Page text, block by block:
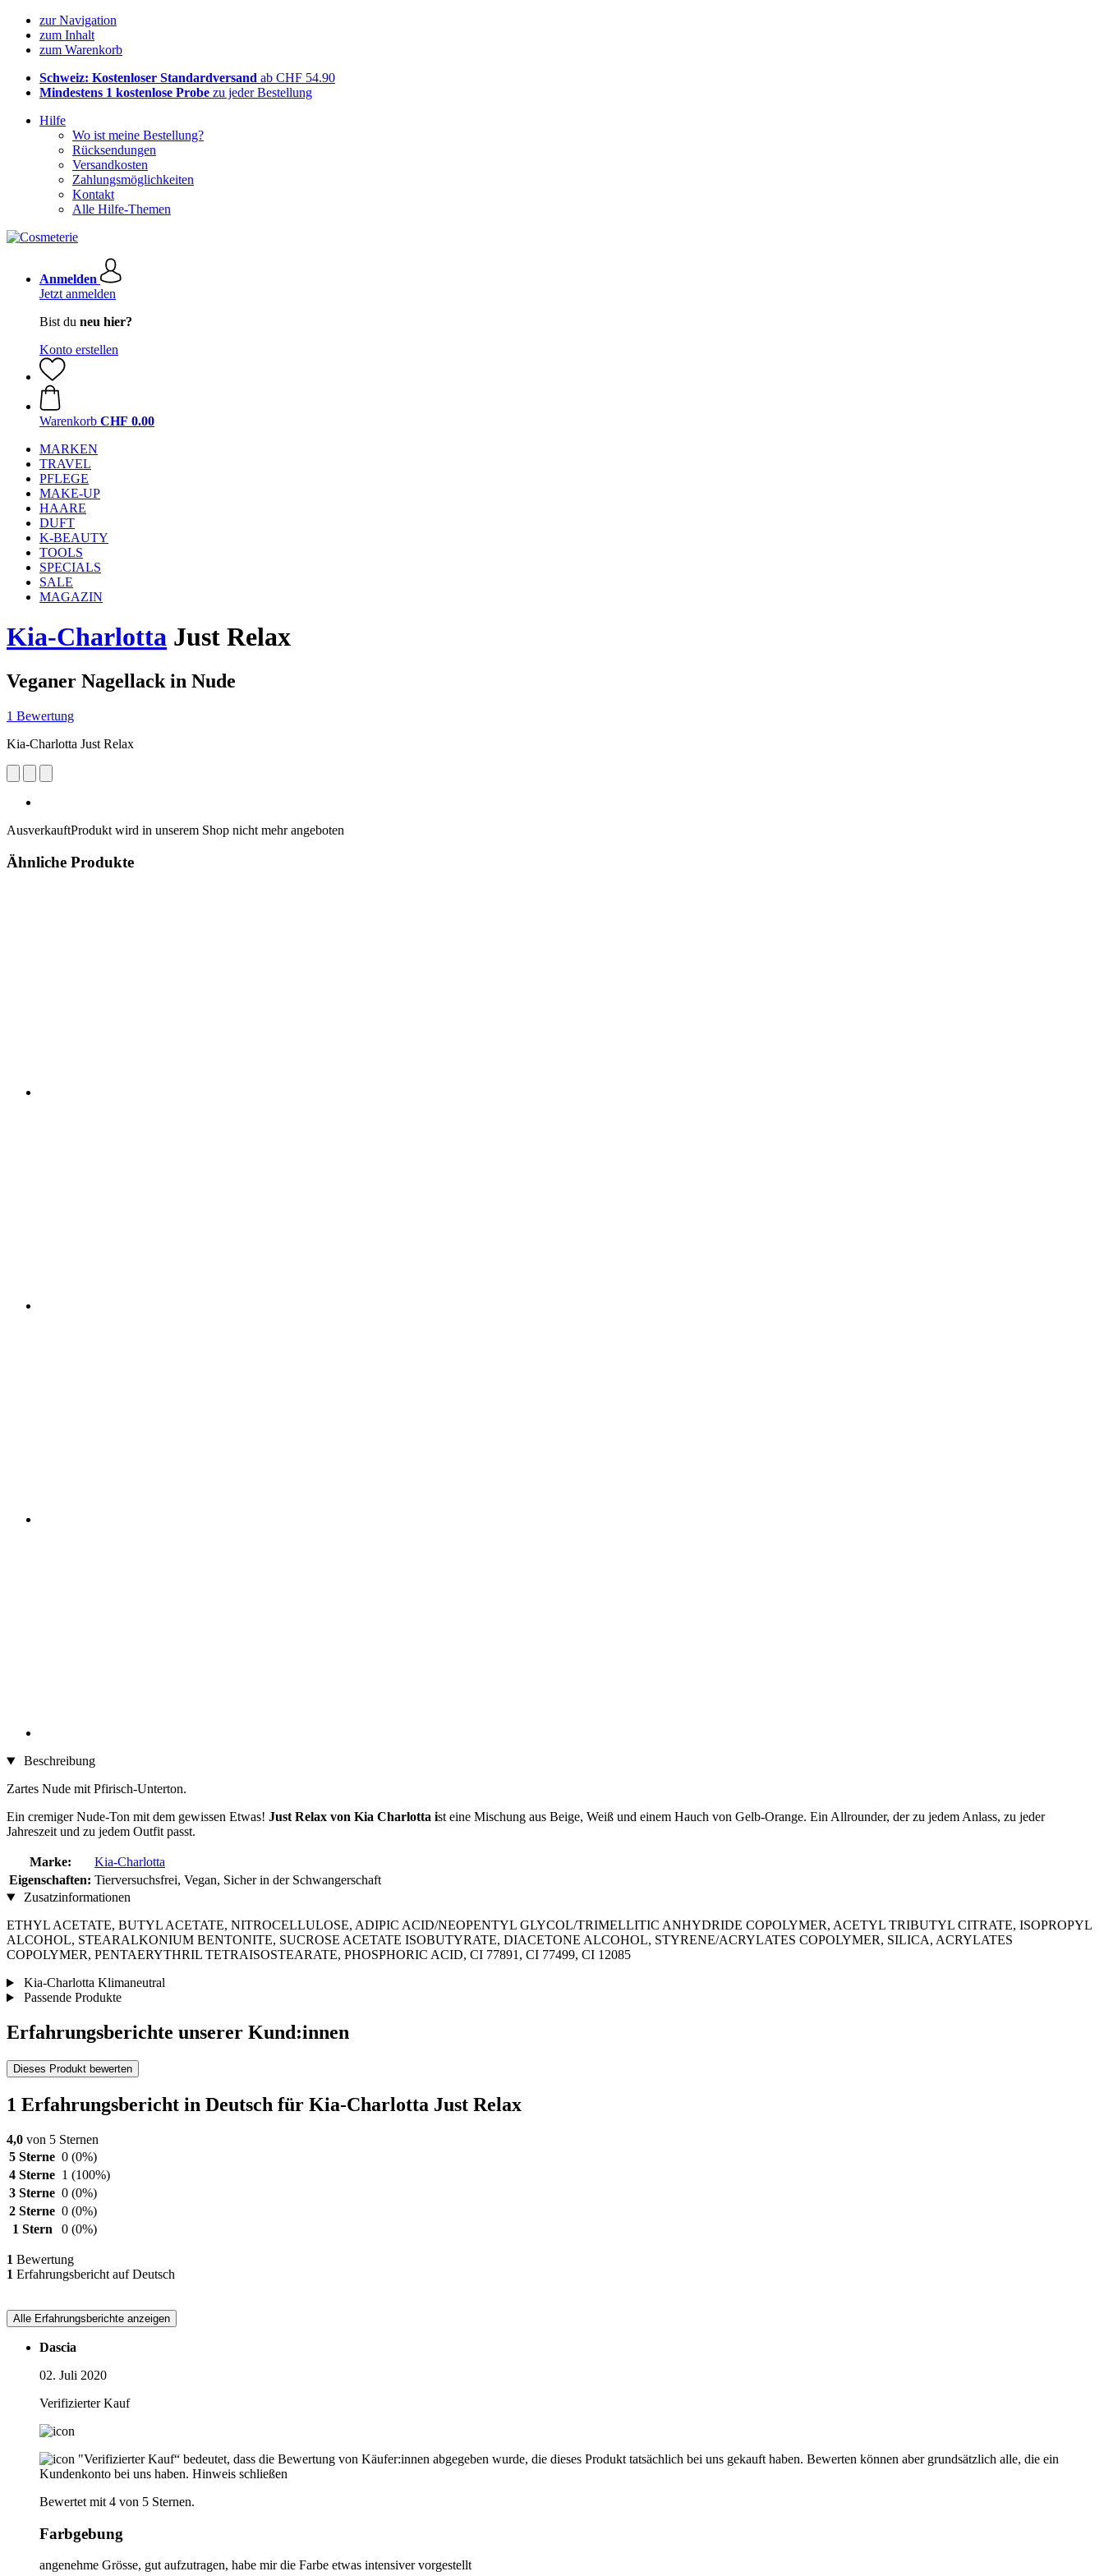
zur Navigation
zum Inhalt
zum Warenkorb
Schweiz: Kostenloser Standardversand ab CHF 54.90
Mindestens 1 kostenlose Probe zu jeder Bestellung
Hilfe
Wo ist meine Bestellung?
Rücksendungen
Versandkosten
Zahlungsmöglichkeiten
Kontakt
Alle Hilfe-Themen
Anmelden
Jetzt anmelden
Bist du neu hier?
Konto erstellen
Warenkorb CHF 0.00
MARKEN
TRAVEL
PFLEGE
MAKE-UP
HAARE
DUFT
K-BEAUTY
TOOLS
SPECIALS
SALE
MAGAZIN
Kia-Charlotta Just Relax
Veganer Nagellack in Nude
1 Bewertung
Kia-Charlotta Just Relax
AusverkauftProdukt wird in unserem Shop nicht mehr angeboten
Ähnliche Produkte
Beschreibung
Zartes Nude mit Pfirisch-Unterton.
Ein cremiger Nude-Ton mit dem gewissen Etwas! Just Relax von Kia Charlotta ist eine Mischung aus Beige, Weiß und einem Hauch von Gelb-Orange. Ein Allrounder, der zu jedem Anlass, zu jeder
Jahreszeit und zu jedem Outfit passt.
Marke:
Kia-Charlotta
Eigenschaften: Tierversuchsfrei, Vegan, Sicher in der Schwangerschaft
Zusatzinformationen
ETHYL ACETATE, BUTYL ACETATE, NITROCELLULOSE, ADIPIC ACID/NEOPENTYL GLYCOL/TRIMELLITIC ANHYDRIDE COPOLYMER, ACETYL TRIBUTYL CITRATE, ISOPROPYL
ALCOHOL, STEARALKONIUM BENTONITE, SUCROSE ACETATE ISOBUTYRATE, DIACETONE ALCOHOL, STYRENE/ACRYLATES COPOLYMER, SILICA, ACRYLATES
COPOLYMER, PENTAERYTHRIL TETRAISOSTEARATE, PHOSPHORIC ACID, CI 77891, CI 77499, CI 12085
Kia-Charlotta Klimaneutral
Passende Produkte
Erfahrungsberichte unserer Kund:innen
Dieses Produkt bewerten
1 Erfahrungsbericht in Deutsch für Kia-Charlotta Just Relax
4,0 von 5 Sternen
5 Sterne 0 (0%)
4 Sterne 1 (100%)
3 Sterne 0 (0%)
2 Sterne 0 (0%)
1 Stern
0 (0%)
1 Bewertung
1 Erfahrungsbericht auf Deutsch
Alle Erfahrungsberichte anzeigen
Dascia
02. Juli 2020
Verifizierter Kauf
"Verifizierter Kauf“ bedeutet, dass die Bewertung von Käufer:innen abgegeben wurde, die dieses Produkt tatsächlich bei uns gekauft haben. Bewerten können aber grundsätzlich alle, die ein
Kundenkonto bei uns haben. Hinweis schließen
Bewertet mit 4 von 5 Sternen.
Farbgebung
angenehme Grösse, gut aufzutragen, habe mir die Farbe etwas intensiver vorgestellt